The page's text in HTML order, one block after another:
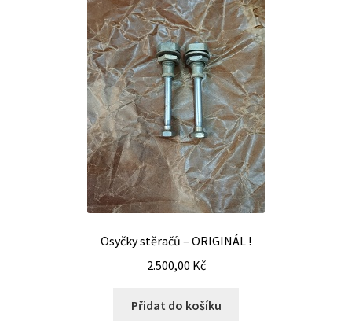
Osyčky stěračů – ORIGINÁL !
2.500,00 Kč
Přidat do košíku